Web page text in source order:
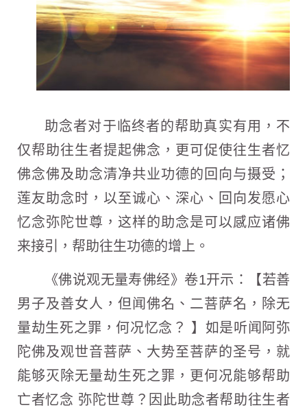
助念者对于临终者的帮助真实有用，不
仅帮助往生者提起佛念，更可促使往生者忆
佛念佛及助念清净共业功德的回向与摄受；
莲友助念时，以至诚心、深心、回向发愿心
忆念弥陀世尊，这样的助念是可以感应诸佛
来接引，帮助往生功德的增上。
《佛说观无量寿佛经》卷1开示：【若善
男子及善女人，但闻佛名、二菩萨名，除无
量劫生死之罪，何况忆念？ 】如是听闻阿弥
陀佛及观世音菩萨、大势至菩萨的圣号，就
能够灭除无量劫生死之罪，更何况能够帮助
亡者忆念 弥陀世尊？因此助念者帮助往生者